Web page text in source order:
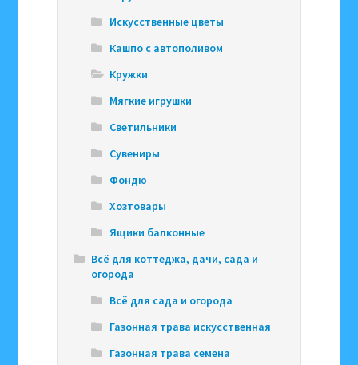
Искусственные цветы
Кашпо с автополивом
Кружки
Мягкие игрушки
Светильники
Сувениры
Фондю
Хозтовары
Ящики балконные
Всё для коттеджа, дачи, сада и
огорода
Всё для сада и огорода
Газонная трава искусственная
Газонная трава семена